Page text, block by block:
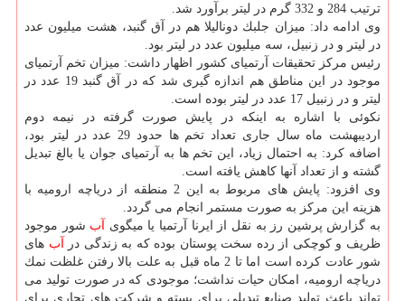
ترتیب 284 و 332 گرم در لیتر برآورد شد.
وی ادامه داد: میزان جلبك دونالیلا هم در آق گنبد، هشت میلیون عدد
در لیتر و در زنبیل، سه میلیون عدد در لیتر بود.
رئیس مركز تحقیقات آرتمیای كشور اظهار داشت: میزان تخم آرتمیای
موجود در این مناطق هم اندازه گیری شد كه در آق گنبد 19 عدد در
لیتر و در زنبیل 17 عدد در لیتر بوده است.
نكوئی با اشاره به اینكه در پایش صورت گرفته در نیمه دوم
اردیبهشت ماه سال جاری تعداد تخم ها حدود 29 عدد در لیتر بود،
اضافه كرد: به احتمال زیاد، این تخم ها به آرتمیای جوان یا بالغ تبدیل
گشته و از تعداد آنها كاهش یافته است.
وی افزود: پایش های مربوط به این 2 منطقه از دریاچه ارومیه با
هزینه این مركز به صورت مستمر انجام می گردد.
به گزارش پرشین رز به نقل از ایرنا آرتمیا یا میگوی آب شور موجود
ظریف و كوچكی از رده سخت پوستان بوده كه به زندگی در آب های
شور عادت كرده است اما تا 2 ماه قبل به علت بالا رفتن غلظت نمك
دریاچه ارومیه، امكان حیات نداشت؛ موجودی كه در صورت تولید می
تواند باعث تولید صنایع تبدیلی برای بسته و شركت های تجاری برای